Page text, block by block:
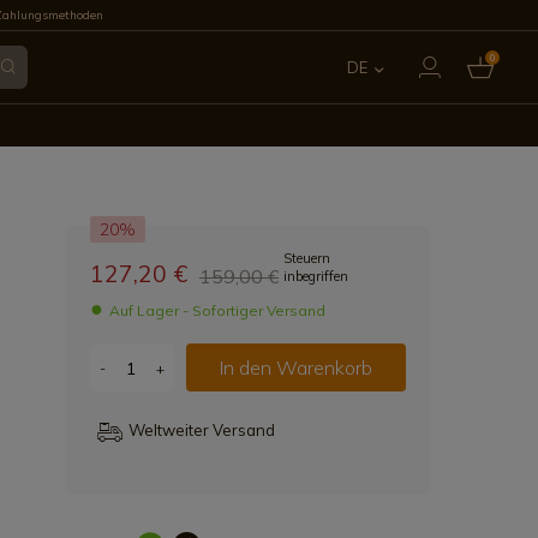
PT
DE 0
20%
127,20 € 159,00 €
Steuern
inbegriffen
Auf Lager - Sofortiger Versand
- + In den Warenkorb
Weltweiter Versand